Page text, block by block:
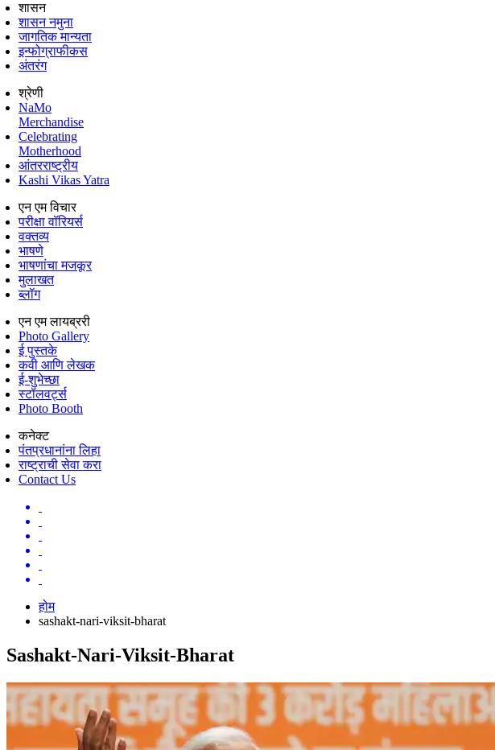
शासन
शासन नमुना
जागतिक मान्यता
इन्फोग्राफीकस
अंतरंग
श्रेणी
NaMo
Merchandise
Celebrating
Motherhood
आंतरराष्ट्रीय
Kashi Vikas Yatra
एन एम विचार
परीक्षा वॉरियर्स
वक्तव्य
भाषणे
भाषणांचा मजकूर
मुलाखत
ब्लॉग
एन एम लायब्ररी
Photo Gallery
ई पुस्तके
कवी आणि लेखक
ई-शुभेच्छा
स्टॉलवर्ट्स
Photo Booth
कनेक्ट
पंतप्रधानांना लिहा
राष्ट्राची सेवा करा
Contact Us
होम
sashakt-nari-viksit-bharat
Sashakt-Nari-Viksit-Bharat